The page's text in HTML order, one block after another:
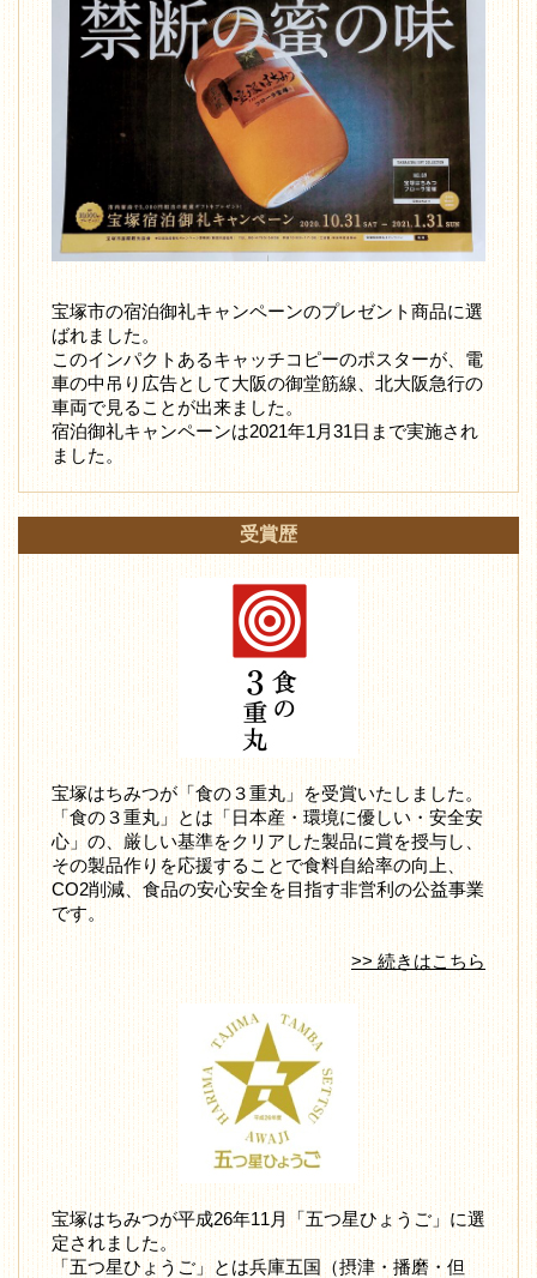
宝塚市の宿泊御礼キャンペーンのプレゼント商品に選
ばれました。
このインパクトあるキャッチコピーのポスターが、電
車の中吊り広告として大阪の御堂筋線、北大阪急行の
車両で見ることが出来ました。
宿泊御礼キャンペーンは2021年1月31日まで実施され
ました。
受賞歴
宝塚はちみつが「食の３重丸」を受賞いたしました。
「食の３重丸」とは「日本産・環境に優しい・安全安
心」の、厳しい基準をクリアした製品に賞を授与し、
その製品作りを応援することで食料自給率の向上、
CO2削減、食品の安心安全を目指す非営利の公益事業
です。
>> 続きはこちら
宝塚はちみつが平成26年11月「五つ星ひょうご」に選
定されました。
「五つ星ひょうご」とは兵庫五国（摂津・播磨・但